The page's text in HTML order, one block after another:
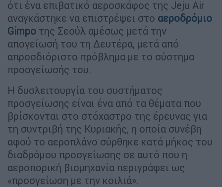
ότι ένα επιβατικό αεροσκάφος της Jeju Air
αναγκάστηκε να επιστρέψει στο αεροδρόμιο
Gimpo της Σεούλ αμέσως μετά την
απογείωσή του τη Δευτέρα, μετά από
απροσδιόριστο πρόβλημα με το σύστημα
προσγείωσής του.
Η δυσλειτουργία του συστήματος
προσγείωσης είναι ένα από τα θέματα που
βρίσκονται στο στόχαστρο της έρευνας για
τη συντριβή της Κυριακής, η οποία συνέβη
αφού το αεροπλάνο σύρθηκε κατά μήκος του
διαδρόμου προσγείωσης σε αυτό που η
αεροπορική βιομηχανία περιγράφει ως
«προσγείωση με την κοιλιά».